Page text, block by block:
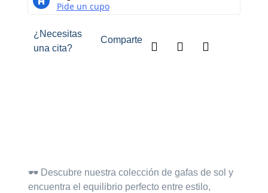
¿Necesitas
una cita?
Comparte
🕶️ Descubre nuestra colección de gafas de sol y
encuentra el equilibrio perfecto entre estilo,